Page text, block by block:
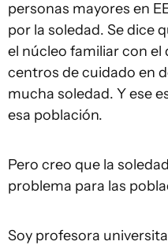
personas mayores en
por la soledad. Se dice
el núcleo familiar con el
centros de cuidado en
mucha soledad. Y ese
esa población.
Pero creo que la
problema para las
Soy profesora